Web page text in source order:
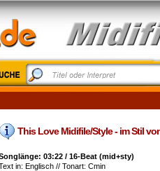
This Love Midifile/Style - im Stil
03:22 / 16-Beat (mid+sty)
in: Englisch // Tonart: Cmin